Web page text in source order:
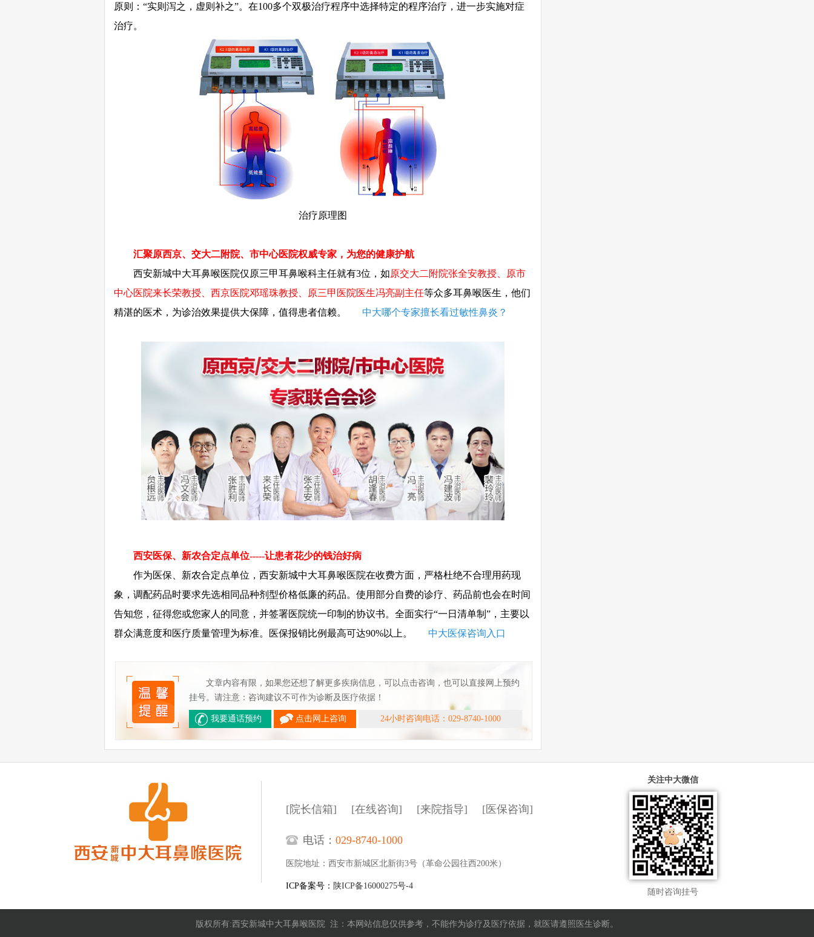
原则：“实则泻之，虚则补之”。在100多个双极治疗程序中选择特定的程序治疗，进一步实施对症
治疗。
治疗原理图
汇聚原西京、交大二附院、市中心医院权威专家，为您的健康护航
西安新城中大耳鼻喉医院仅原三甲耳鼻喉科主任就有3位，如原交大二附院张全安教授、原市
中心医院来长荣教授、西京医院邓瑶珠教授、原三甲医院医生冯亮副主任等众多耳鼻喉医生，他们
精湛的医术，为诊治效果提供大保障，值得患者信赖。
中大哪个专家擅长看过敏性鼻炎？
西安医保、新农合定点单位-----让患者花少的钱治好病
作为医保、新农合定点单位，西安新城中大耳鼻喉医院在收费方面，严格杜绝不合理用药现
象，调配药品时要求先选相同品种剂型价格低廉的药品。使用部分自费的诊疗、药品前也会在时间
告知您，征得您或您家人的同意，并签署医院统一印制的协议书。全面实行“一日清单制”，主要以
群众满意度和医疗质量管理为标准。医保报销比例最高可达90%以上。
中大医保咨询入口
文章内容有限，如果您还想了解更多疾病信息，可以点击咨询，也可以直接网上预约
挂号。请注意：咨询建议不可作为诊断及医疗依据！
我要通话预约 点击网上咨询 24小时咨询电话：029-8740-1000
[院长信箱] [在线咨询] [来院指导] [医保咨询]
电话： 029-8740-1000
医院地址：西安市新城区北新街3号（革命公园往西200米）
ICP备案号： 陕ICP备16000275号-4
关注中大微信
随时咨询挂号
版权所有:西安新城中大耳鼻喉医院 注：本网站信息仅供参考，不能作为诊疗及医疗依据，就医请遵照医生诊断。